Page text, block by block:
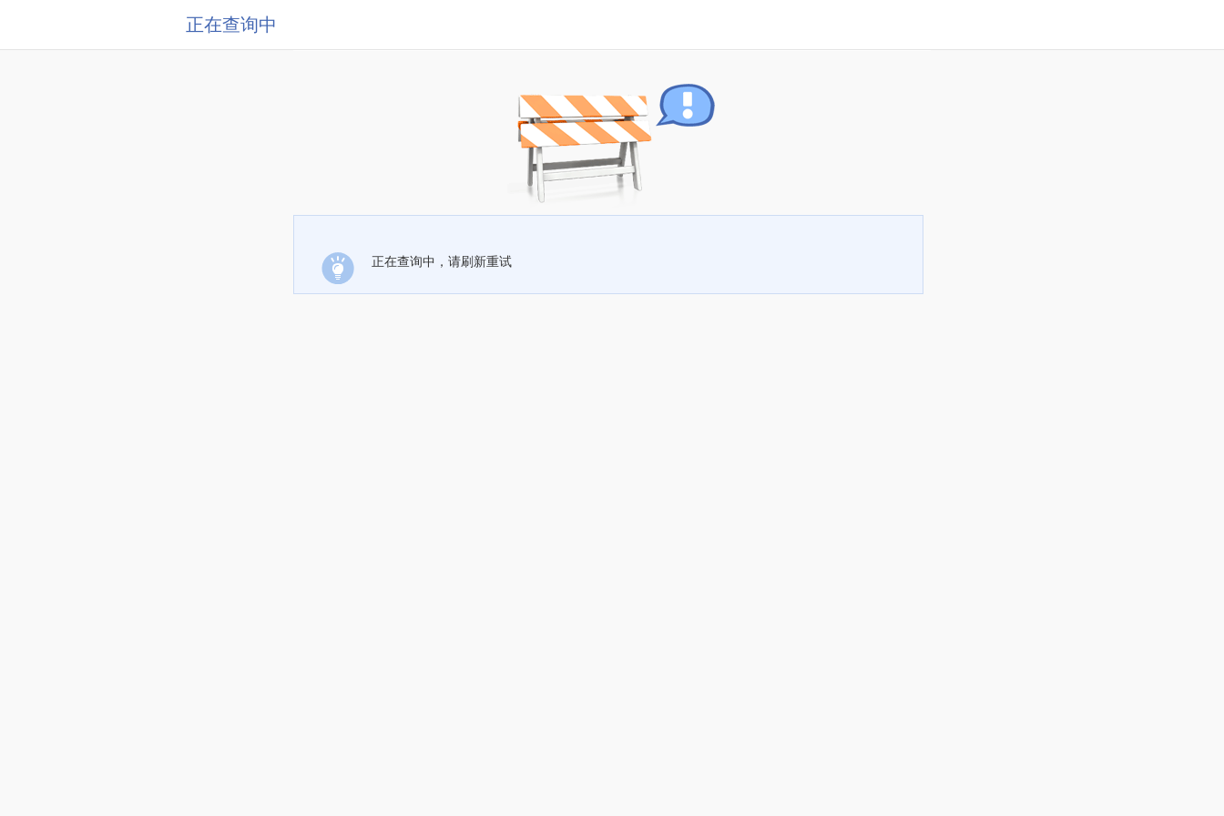
正在查询中
正在查询中，请刷新重试